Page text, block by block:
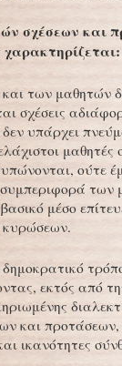
σχέσεων και
των μαθητών
σχέσεις
υπάρχει
μαθητές
ούτε
των
μέσο
κυρώσεων.
εκτός από
και
ικανότητες